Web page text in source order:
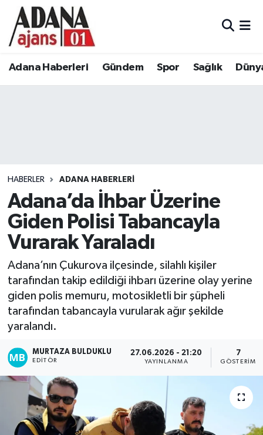
Adana Haberleri Gündem Spor Sağlık
HABERLER ADANA HABERLERI
Adana’da İhbar Üzerine
Giden Polisi Tabancayla
Vurarak Yaraladı
Adana’nın Çukurova ilçesinde, silahlı kişiler
tarafından takip edildiği ihbarı üzerine olay yerine
giden polis memuru, motosikletli bir şüpheli
tarafından tabancayla vurularak ağır şekilde
yaralandı.
MURTAZA BULDUKLU
EDITÖR
27.06.2026 - 21:20
YAYINLANMA
7
GÖSTERIM
Adana Haberleri
Eğitim
Siyaset
Kadın
Magazin
Adana Nöbetçi Eczaneler
Tüm Manşetler
Son Dakika Haberleri